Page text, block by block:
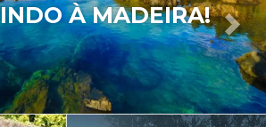
À MADEIRA
Next